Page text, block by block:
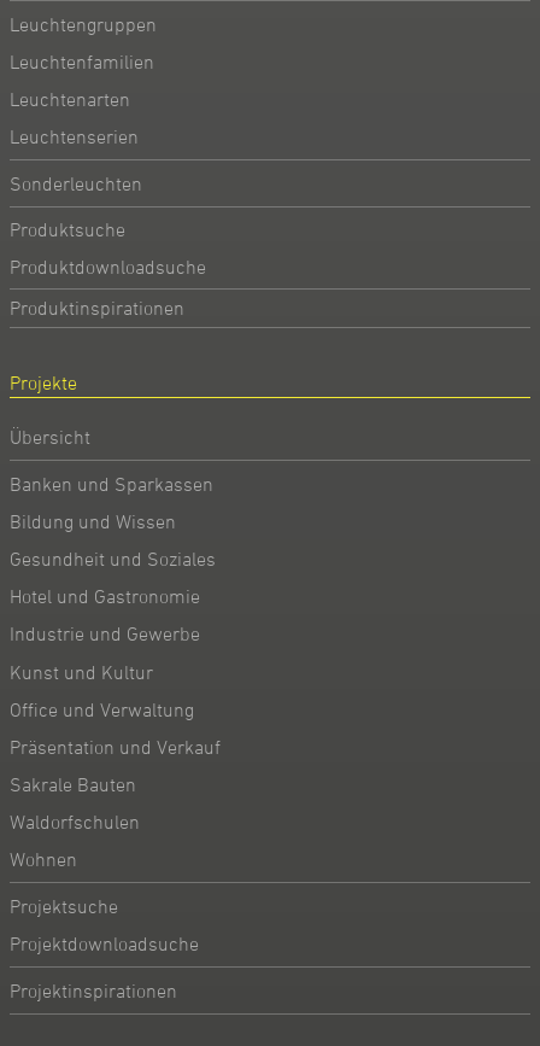
Leuchtengruppen
Leuchtenfamilien
Leuchtenarten
Leuchtenserien
Sonderleuchten
Produktsuche
Produktdownloadsuche
Produktinspirationen
Projekte
Übersicht
Banken und Sparkassen
Bildung und Wissen
Gesundheit und Soziales
Hotel und Gastronomie
Industrie und Gewerbe
Kunst und Kultur
Office und Verwaltung
Präsentation und Verkauf
Sakrale Bauten
Waldorfschulen
Wohnen
Projektsuche
Projektdownloadsuche
Projektinspirationen